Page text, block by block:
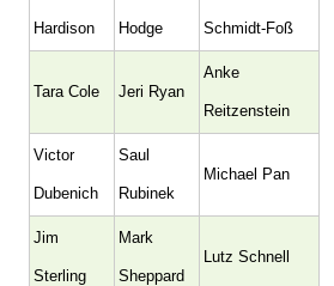
Hardison Hodge Schmidt-Foß
Tara Cole Jeri Ryan
Anke
Reitzenstein
Victor
Dubenich
Saul
Rubinek
Michael Pan
Jim
Sterling
Mark
Sheppard
Lutz Schnell